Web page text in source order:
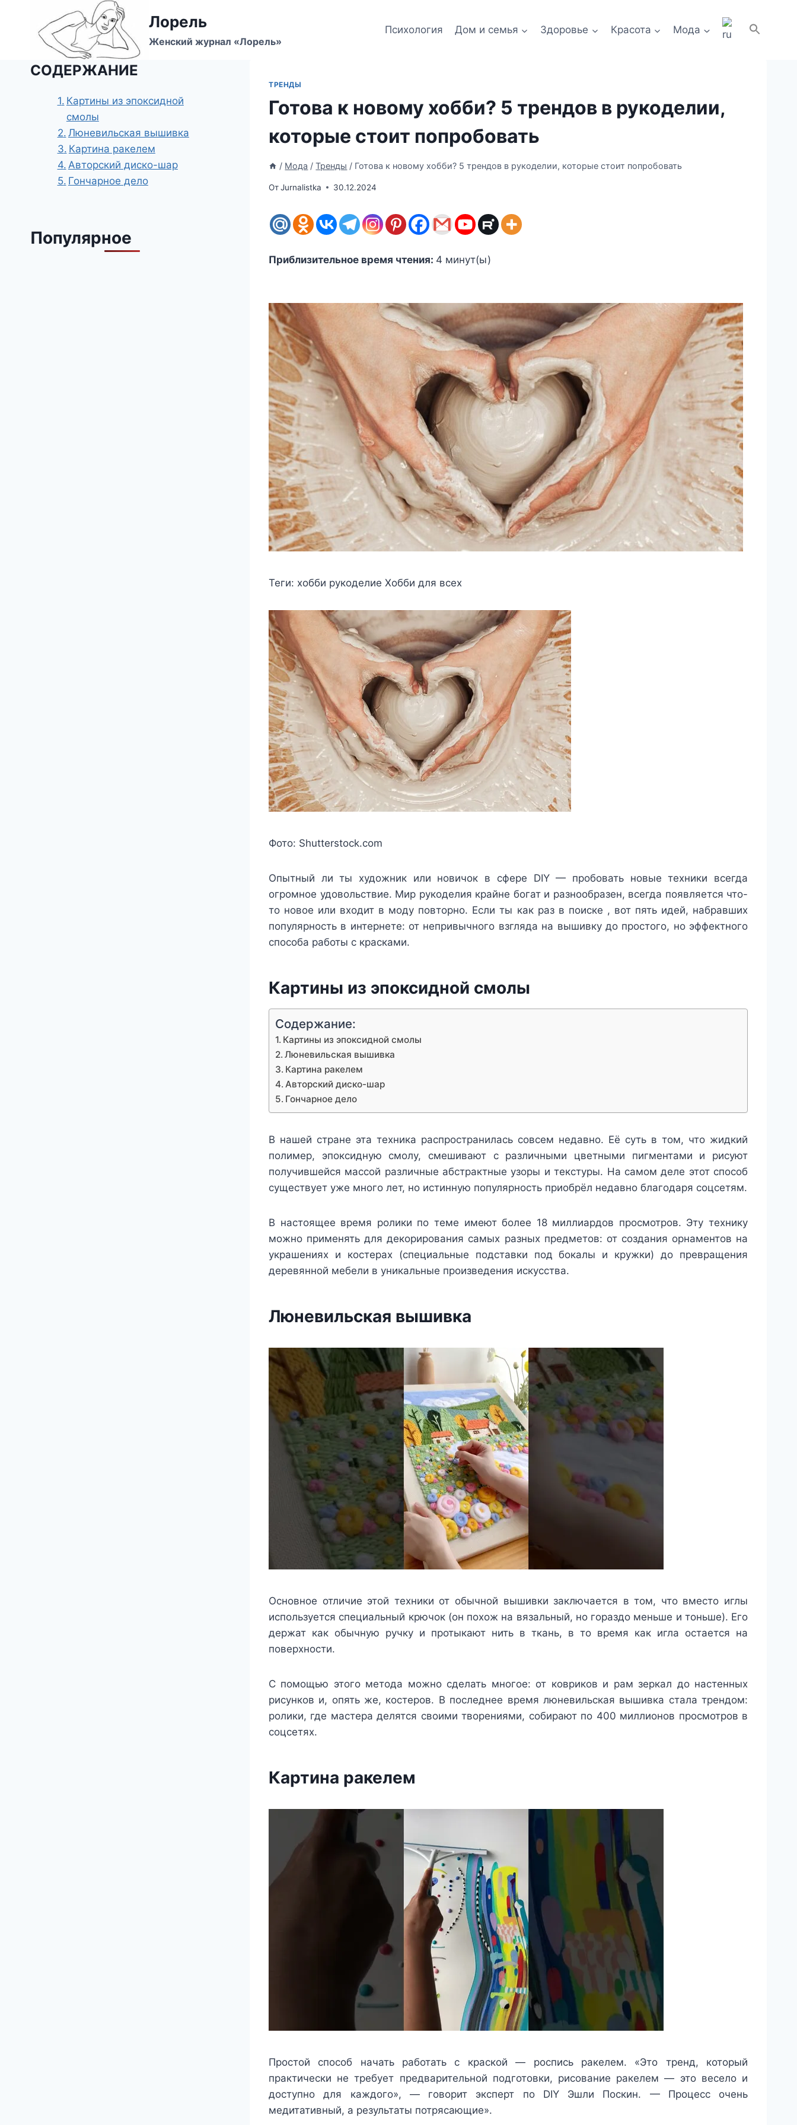
содержимому
Лорель
Женский журнал «Лорель»
Психология Дом и семья Здоровье Красота Мода
ТРЕНДЫ
Готова к новому хобби? 5 трендов в рукоделии,
которые стоит попробовать
/ Мода / Тренды / Готова к новому хобби? 5 трендов в рукоделии, которые стоит попробовать
ОтJurnalistka 30.12.2024
Приблизительное время чтения: 4 минут(ы)
Теги: хобби рукоделие Хобби для всех
Фото: Shutterstock.com
Опытный ли ты художник или новичок в сфере DIY — пробовать новые техники всегда
огромное удовольствие. Мир рукоделия крайне богат и разнообразен, всегда появляется что-
то новое или входит в моду повторно. Если ты как раз в поиске , вот пять идей, набравших
популярность в интернете: от непривычного взгляда на вышивку до простого, но эффектного
способа работы с красками.
Картины из эпоксидной смолы
Содержание:
Картины из эпоксидной смолы
Люневильская вышивка
Картина ракелем
Авторский диско-шар
Гончарное дело
В нашей стране эта техника распространилась совсем недавно. Её суть в том, что жидкий
полимер, эпоксидную смолу, смешивают с различными цветными пигментами и рисуют
получившейся массой различные абстрактные узоры и текстуры. На самом деле этот способ
существует уже много лет, но истинную популярность приобрёл недавно благодаря соцсетям.
В настоящее время ролики по теме имеют более 18 миллиардов просмотров. Эту технику
можно применять для декорирования самых разных предметов: от создания орнаментов на
украшениях и костерах (специальные подставки под бокалы и кружки) до превращения
деревянной мебели в уникальные произведения искусства.
Люневильская вышивка
Основное отличие этой техники от обычной вышивки заключается в том, что вместо иглы
используется специальный крючок (он похож на вязальный, но гораздо меньше и тоньше). Его
держат как обычную ручку и протыкают нить в ткань, в то время как игла остается на
поверхности.
С помощью этого метода можно сделать многое: от ковриков и рам зеркал до настенных
рисунков и, опять же, костеров. В последнее время люневильская вышивка стала трендом:
ролики, где мастера делятся своими творениями, собирают по 400 миллионов просмотров в
соцсетях.
Картина ракелем
Простой способ начать работать с краской — роспись ракелем. «Это тренд, который
практически не требует предварительной подготовки, рисование ракелем — это весело и
доступно для каждого», — говорит эксперт по DIY Эшли Поскин. — Процесс очень
медитативный, а результаты потрясающие».
СОДЕРЖАНИЕ
Картины из эпоксидной
смолы
Люневильская вышивка
Картина ракелем
Авторский диско-шар
Гончарное дело
Популярное